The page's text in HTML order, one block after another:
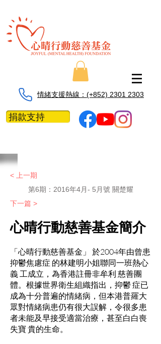
情緒支援熱線：​​(+852) 2301 2303
捐款支持
< 上一期
第6期： 2016年4月- 5月號 關楚耀
下一篇 >
心晴行動慈善基金簡介
「心晴行動慈善基金」 於2004年由曾患
抑鬱焦慮症 的林建明小姐聯同一班熱心
義 工成立，為香港註冊非牟利 慈善團
體。根據世界衛生組織指出，抑鬱 症已
成為十分普遍的情緒病，但本港普羅大
眾對情緒病患仍有很大誤解，令很多患
者未能及早接受適當治療，甚至白白喪
失寶 貴的生命。